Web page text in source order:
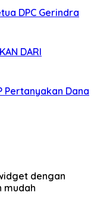
DPC Gerindra
DARI
Pertanyakan Dana
dengan
mudah